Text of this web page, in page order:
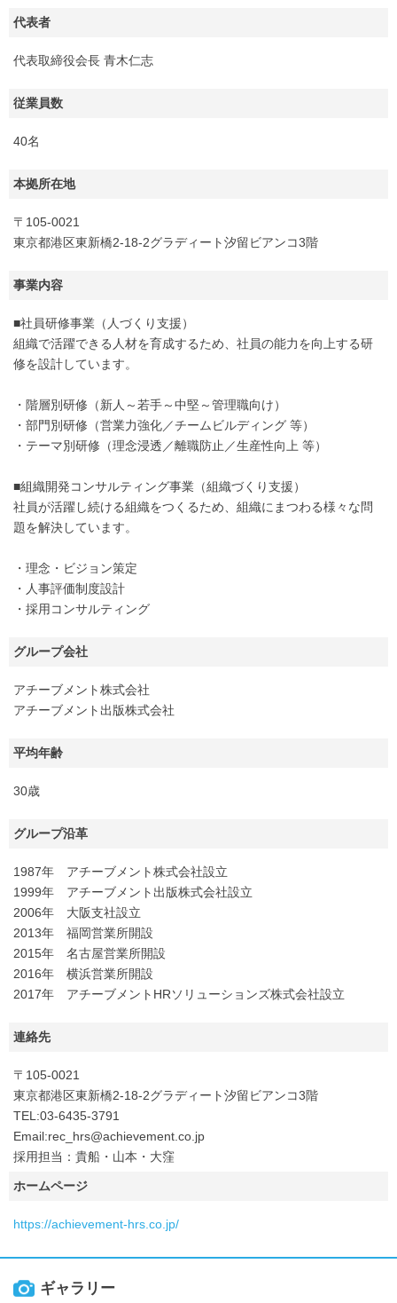
代表者
代表取締役会長 青木仁志
従業員数
40名
本拠所在地
〒105-0021
東京都港区東新橋2-18-2グラディート汐留ビアンコ3階
事業内容
■社員研修事業（人づくり支援）
組織で活躍できる人材を育成するため、社員の能力を向上する研
修を設計しています。
・階層別研修（新人～若手～中堅～管理職向け）
・部門別研修（営業力強化／チームビルディング 等）
・テーマ別研修（理念浸透／離職防止／生産性向上 等）
■組織開発コンサルティング事業（組織づくり支援）
社員が活躍し続ける組織をつくるため、組織にまつわる様々な問
題を解決しています。
・理念・ビジョン策定
・人事評価制度設計
・採用コンサルティング
グループ会社
アチーブメント株式会社
アチーブメント出版株式会社
平均年齢
30歳
グループ沿革
1987年 アチーブメント株式会社設立
1999年 アチーブメント出版株式会社設立
2006年 大阪支社設立
2013年 福岡営業所開設
2015年 名古屋営業所開設
2016年 横浜営業所開設
2017年 アチーブメントHRソリューションズ株式会社設立
連絡先
〒105-0021
東京都港区東新橋2-18-2グラディート汐留ビアンコ3階
TEL:03-6435-3791
Email:rec_hrs@achievement.co.jp
採用担当：貴船・山本・大窪
ホームページ
https://achievement-hrs.co.jp/
ギャラリー